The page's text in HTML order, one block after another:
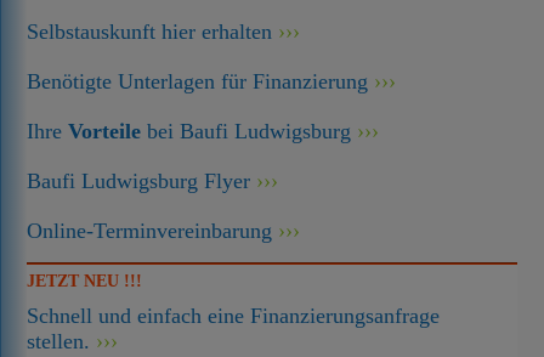
Selbstauskunft hier erhalten
Benötigte Unterlagen für Finanzierung
IhreVorteile bei Baufi Ludwigsburg
Baufi Ludwigsburg Flyer
Online-Terminvereinbarung
JETZT NEU !!!
Schnell und einfach eine Finanzierungsanfrage
stellen.